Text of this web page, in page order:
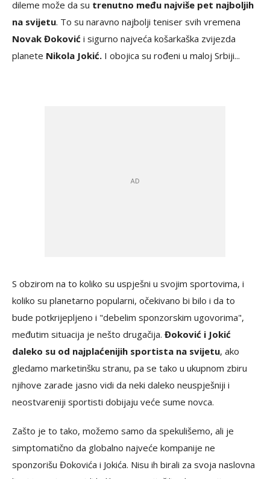
dileme može da su trenutno među najviše pet najboljih
na svijetu. To su naravno najbolji teniser svih vremena
Novak Đoković i sigurno najveća košarkaška zvijezda
planete Nikola Jokić. I obojica su rođeni u maloj Srbiji...
S obzirom na to koliko su uspješni u svojim sportovima, i
koliko su planetarno popularni, očekivano bi bilo i da to
bude potkrijepljeno i "debelim sponzorskim ugovorima",
međutim situacija je nešto drugačija. Đoković i Jokić
daleko su od najplaćenijih sportista na svijetu, ako
gledamo marketinšku stranu, pa se tako u ukupnom zbiru
njihove zarade jasno vidi da neki daleko neuspješniji i
neostvareniji sportisti dobijaju veće sume novca.
Zašto je to tako, možemo samo da spekulišemo, ali je
simptomatično da globalno najveće kompanije ne
sponzorišu Đokovića i Jokića. Nisu ih birali za svoja naslovna